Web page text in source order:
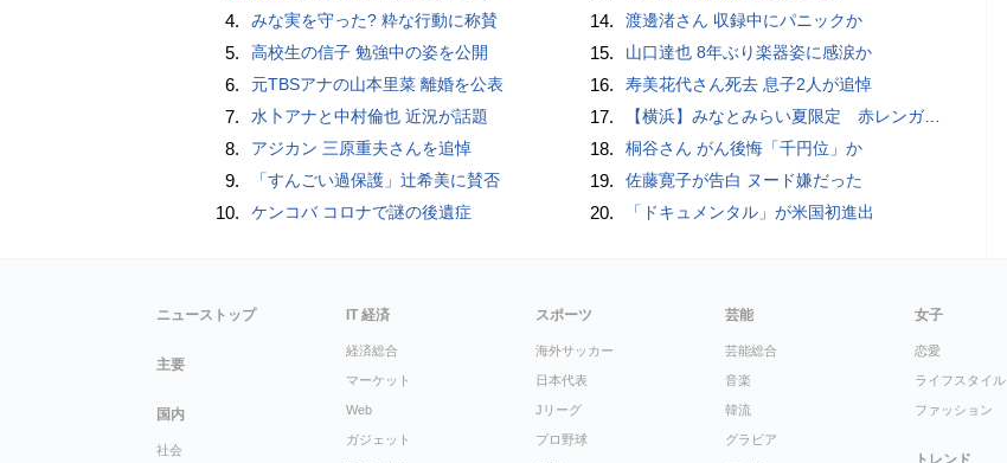
4. みな実を守った? 粋な行動に称賛
5. 高校生の信子 勉強中の姿を公開
6. 元TBSアナの山本里菜 離婚を公表
7. 水卜アナと中村倫也 近況が話題
8. アジカン 三原重夫さんを追悼
9. 「すんごい過保護」辻希美に賛否
10. ケンコバ コロナで謎の後遺症
14. 渡邊渚さん 収録中にパニックか
15. 山口達也 8年ぶり楽器姿に感涙か
16. 寿美花代さん死去 息子2人が追悼
17. 【横浜】みなとみらい夏限定 赤レンガ倉庫広場で「ディスコ」開幕へ…石野卓球も登場【概要・出演スケジュールなど】
18. 桐谷さん がん後悔「千円位」か
19. 佐藤寛子が告白 ヌード嫌だった
20. 「ドキュメンタル」が米国初進出
ニューストップ
主要
国内
社会
IT 経済
経済総合
マーケット
Web
ガジェット
スポーツ
海外サッカー
日本代表
Jリーグ
プロ野球
芸能
芸能総合
音楽
韓流
グラビア
女子
恋愛
ライフスタイル
ファッション
トレンド